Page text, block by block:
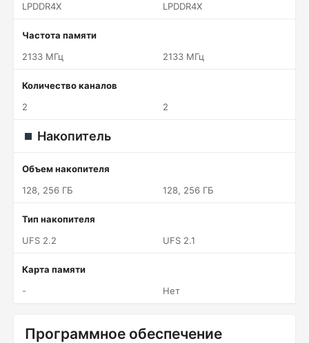
LPDDR4X
LPDDR4X
Частота памяти
2133 МГц
2133 МГц
Количество каналов
2
2
Накопитель
Объем накопителя
128, 256 ГБ
128, 256 ГБ
Тип накопителя
UFS 2.2
UFS 2.1
Карта памяти
-
Нет
Программное обеспечение